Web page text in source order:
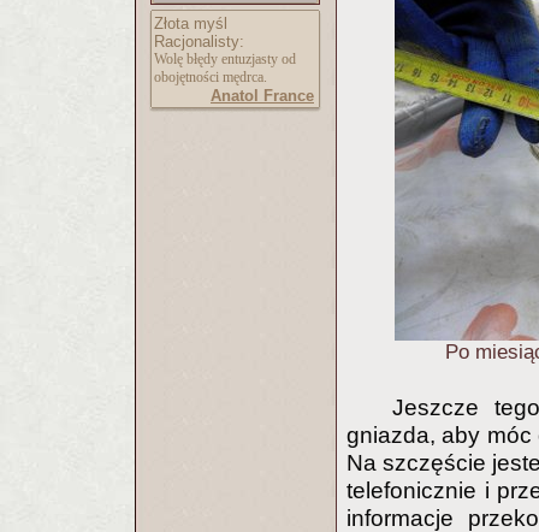
Złota myśl
Racjonalisty:
Wolę błędy entuzjasty od
obojętności mędrca.
Anatol France
Po
Jeszcze
gniazda, aby móc
Na szczęście
telefonicznie i
informacje